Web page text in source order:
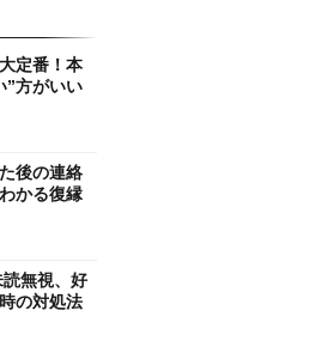
定番！本
”方がいい
後の連絡
かる復縁
無視、好
の対処法